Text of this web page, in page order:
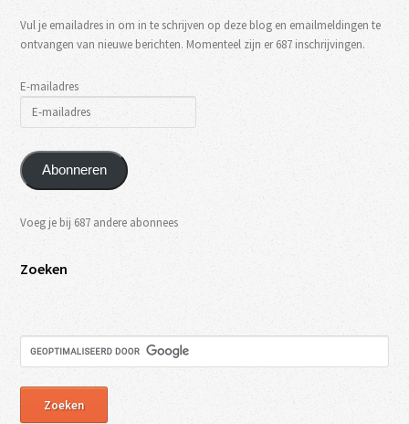
Vul je emailadres in om in te schrijven op deze blog en emailmeldingen te
ontvangen van nieuwe berichten. Momenteel zijn er 687 inschrijvingen.
E-mailadres
Abonneren
Voeg je bij 687 andere abonnees
Zoeken